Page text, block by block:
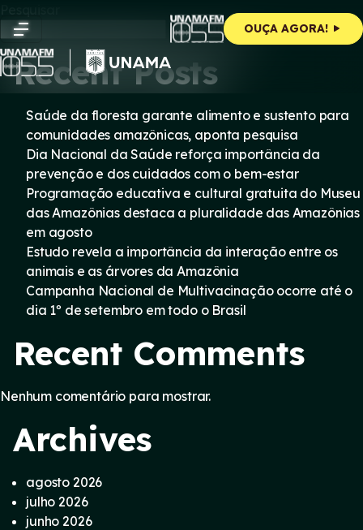
content
OUÇA AGORA!
Pesquisar
Pesquisar
Recent Posts
Saúde da floresta garante alimento e sustento para
comunidades amazônicas, aponta pesquisa
Dia Nacional da Saúde reforça importância da
prevenção e dos cuidados com o bem-estar
Programação educativa e cultural gratuita do Museu
das Amazônias destaca a pluralidade das Amazônias
em agosto
Estudo revela a importância da interação entre os
animais e as árvores da Amazônia
Campanha Nacional de Multivacinação ocorre até o
dia 1º de setembro em todo o Brasil
Recent Comments
Nenhum comentário para mostrar.
Archives
agosto 2026
julho 2026
junho 2026